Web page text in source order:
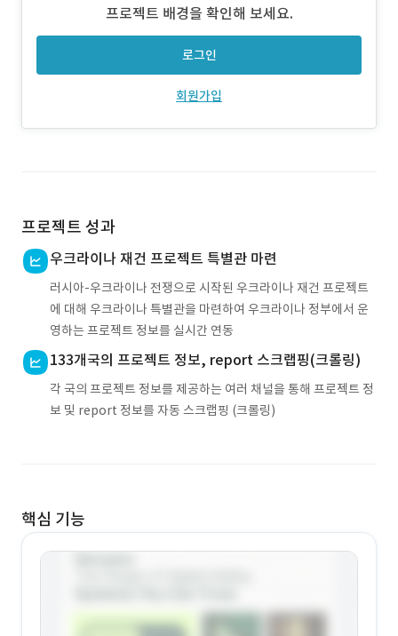
프로젝트에 대한 정보 수집 - 각 국별 프로젝트 분류 및 해당
프로젝트 배경을 확인해 보세요.
로그인
회원가입
프로젝트 성과
우크라이나 재건 프로젝트 특별관 마련
러시아-우크라이나 전쟁으로 시작된 우크라이나 재건 프로젝트
에 대해 우크라이나 특별관을 마련하여 우크라이나 정부에서 운
영하는 프로젝트 정보를 실시간 연동
133개국의 프로젝트 정보, report 스크랩핑(크롤링)
각 국의 프로젝트 정보를 제공하는 여러 채널을 통해 프로젝트 정
보 및 report 정보를 자동 스크랩핑 (크롤링)
핵심 기능